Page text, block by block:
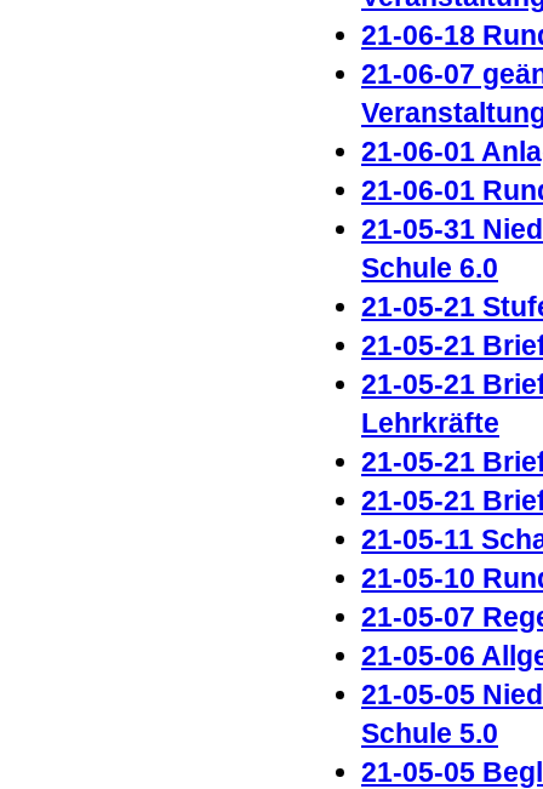
21-06-18
21-06-07
21-06-01
21-06-01
21-05-31
Schule 6.0
21-05-21
21-05-21
21-05-21
Lehrkräfte
21-05-21
21-05-21
21-05-11
21-05-10
21-05-07
21-05-06
21-05-05
Schule 5.0
21-05-05